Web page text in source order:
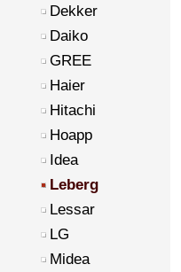
Dekker
Daiko
GREE
Haier
Hitachi
Hoapp
Idea
Leberg
Lessar
LG
Midea